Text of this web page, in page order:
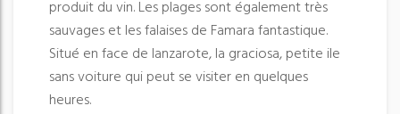
produit du vin. Les plages sont également très
sauvages et les falaises de Famara fantastique.
Situé en face de lanzarote, la graciosa, petite ile
sans voiture qui peut se visiter en quelques
heures.